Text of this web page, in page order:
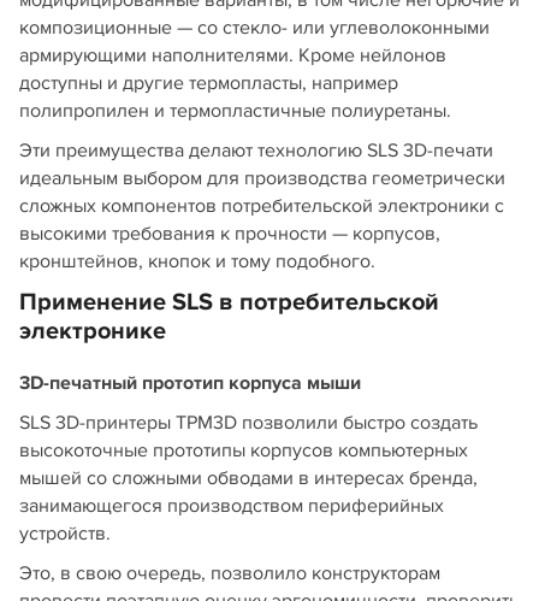
композиционные — со стекло- или углеволоконными
армирующими наполнителями. Кроме нейлонов
доступны и другие термопласты, например
полипропилен и термопластичные полиуретаны.
Эти преимущества делают технологию SLS 3D-печати
идеальным выбором для производства геометрически
сложных компонентов потребительской электроники с
высокими требования к прочности — корпусов,
кронштейнов, кнопок и тому подобного.
Применение SLS в потребительской
электронике
3D-печатный прототип корпуса мыши
SLS 3D-принтеры TPM3D позволили быстро создать
высокоточные прототипы корпусов компьютерных
мышей со сложными обводами в интересах бренда,
занимающегося производством периферийных
устройств.
Это, в свою очередь, позволило конструкторам